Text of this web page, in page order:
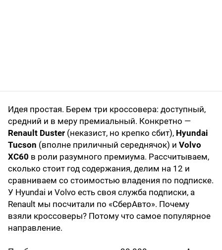
Идея простая. Берем три кроссовера: доступный,
средний и в меру премиальный. Конкретно —
Renault Duster (неказист, но крепко сбит), Hyundai
Tucson (вполне приличный середнячок) и Volvo
XC60 в роли разумного премиума. Рассчитываем,
сколько стоит год содержания, делим на 12 и
сравниваем со стоимостью владения по подписке.
У Hyundai и Volvo есть своя служба подписки, а
Renault мы посчитали по «СберАвто». Почему
взяли кроссоверы? Потому что самое популярное
направление.